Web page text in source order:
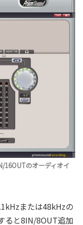
16OUTのオーディオイ
または48kHzの
ると8IN/8OUT追加